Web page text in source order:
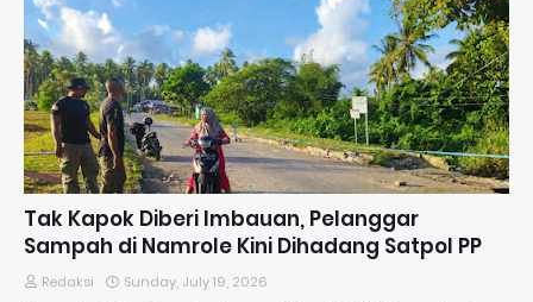
Tak Kapok Diberi Imbauan, Pelanggar
Sampah di Namrole Kini Dihadang Satpol PP
Redaksi Sunday, July 19, 2026